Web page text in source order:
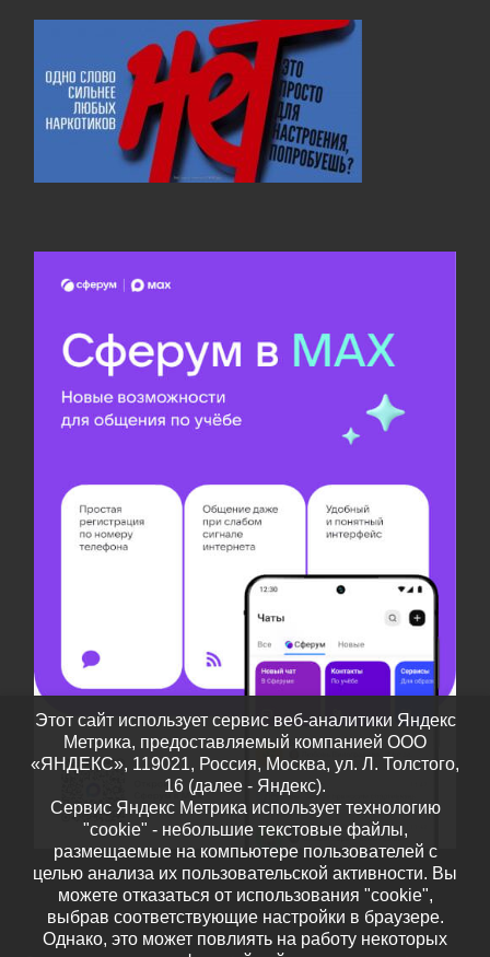
Этот сайт использует сервис веб-аналитики Яндекс
Метрика, предоставляемый компанией ООО
«ЯНДЕКС», 119021, Россия, Москва, ул. Л. Толстого,
16 (далее - Яндекс).
Сервис Яндекс Метрика использует технологию
"cookie" - небольшие текстовые файлы,
размещаемые на компьютере пользователей с
целью анализа их пользовательской активности. Вы
можете отказаться от использования "cookie",
выбрав соответствующие настройки в браузере.
Однако, это может повлиять на работу некоторых